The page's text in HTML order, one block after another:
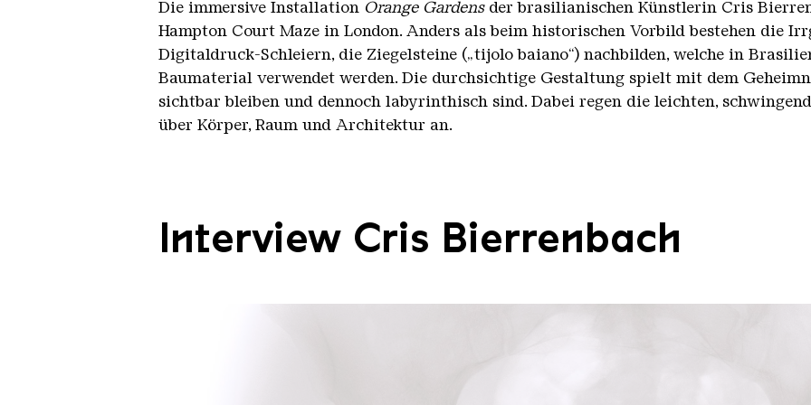
Die immersive Installation Orange Gardensder brasilianischen Künstlerin Cris
Hampton Court Maze in London. Anders als beim historischen Vorbild bestehen die
Digitaldruck-Schleiern, die Ziegelsteine („tijolo baiano“) nachbilden, welche in
Baumaterial verwendet werden. Die durchsichtige Gestaltung spielt mit dem
sichtbar bleiben und dennoch labyrinthisch sind. Dabei regen die leichten,
über Körper, Raum und Architektur an.
Interview Cris Bierrenbach